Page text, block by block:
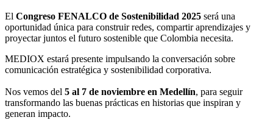
El Congreso FENALCO de Sostenibilidad 2025 será una
oportunidad única para construir redes, compartir aprendizajes y
proyectar juntos el futuro sostenible que Colombia necesita.
MEDIOX estará presente impulsando la conversación sobre
comunicación estratégica y sostenibilidad corporativa.
Nos vemos del 5 al 7 de noviembre en Medellín, para seguir
transformando las buenas prácticas en historias que inspiran y
generan impacto.